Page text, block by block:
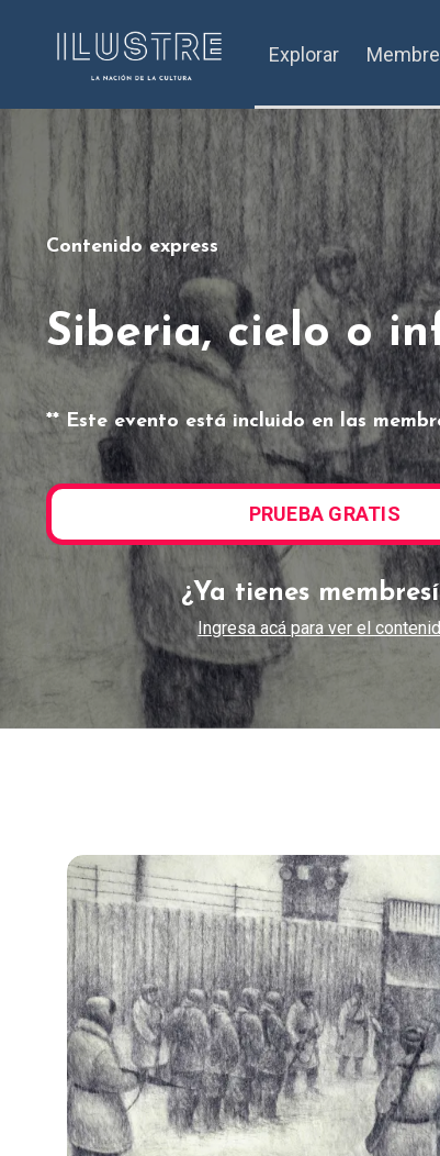
Explorar
Contenido express
Siberia, cielo o
** Este evento está incluido en las
PRUEBA GRATIS
¿Ya tienes
Ingresa acá para ver el